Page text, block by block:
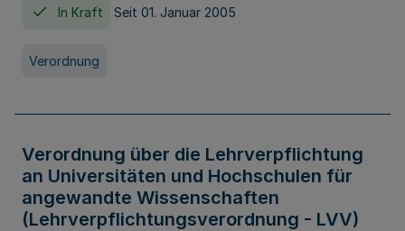
In Kraft Seit 01. Januar 2005
Verordnung
Verordnung über die Lehrverpflichtung
an Universitäten und Hochschulen für
angewandte Wissenschaften
(Lehrverpflichtungsverordnung - LVV)